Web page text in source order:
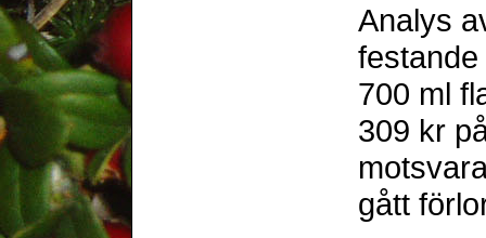
Analys
700 ml
309 kr
gått